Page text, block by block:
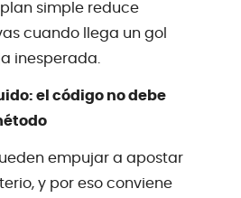
plan simple reduce
cuando llega un gol
inesperada.
el código no debe
empujar a apostar
y por eso conviene